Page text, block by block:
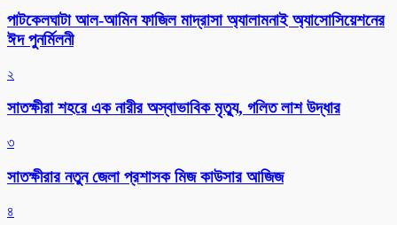
পাটকেলঘাটা আল-আমিন ফাজিল মাদ্রাসা অ্যালামনাই অ্যাসোসিয়েশনের
ঈদ পুনর্মিলনী
২
সাতক্ষীরা শহরে এক নারীর অস্বাভাবিক মৃত্যু, গলিত লাশ উদ্ধার
৩
সাতক্ষীরার নতুন জেলা প্রশাসক মিজ কাউসার আজিজ
৪